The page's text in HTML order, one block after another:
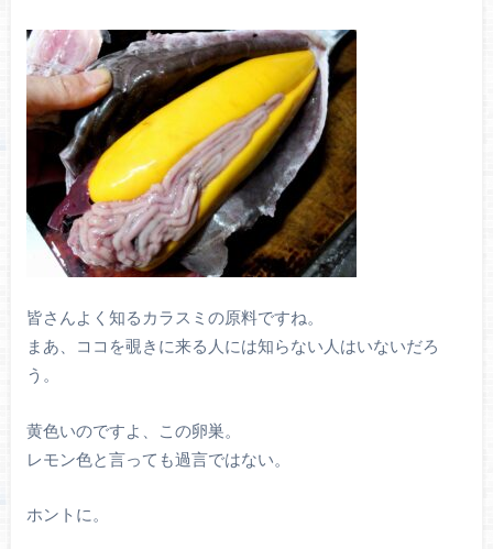
皆さんよく知るカラスミの原料ですね。
まあ、ココを覗きに来る人には知らない人はいないだろ
う。
黄色いのですよ、この卵巣。
レモン色と言っても過言ではない。
ホントに。